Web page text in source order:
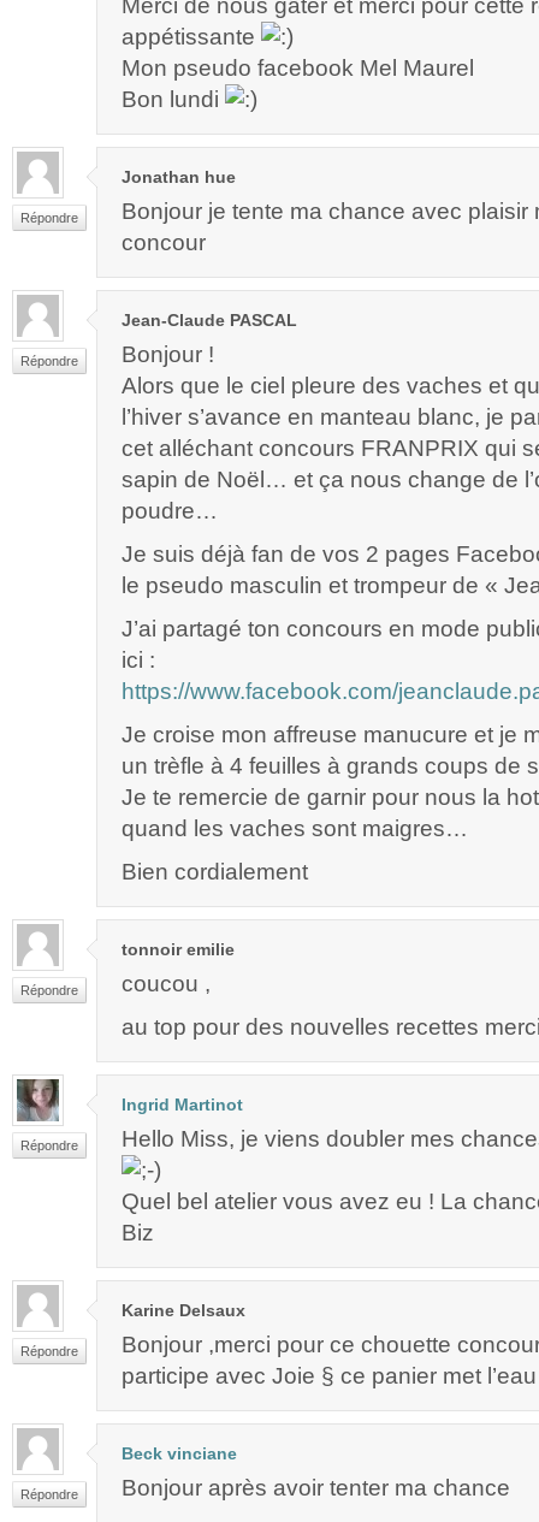
Merci de nous gâter et merci pour cette
appétissante
Mon pseudo facebook Mel Maurel
Bon lundi
Répondre
Jonathan hue
Bonjour je tente ma chance avec plaisir
concour
Répondre
Jean-Claude PASCAL
Bonjour !
Alors que le ciel pleure des vaches et
l’hiver s’avance en manteau blanc, je
cet alléchant concours FRANPRIX qui
sapin de Noël… et ça nous change de
poudre…
Je suis déjà fan de vos 2 pages
le pseudo masculin et trompeur de «
J’ai partagé ton concours en mode
ici :
https://www.facebook.com/
Je croise mon affreuse manucure et je
un trèfle à 4 feuilles à grands coups de
Je te remercie de garnir pour nous la
quand les vaches sont maigres…
Bien cordialement
Répondre
tonnoir emilie
coucou ,
au top pour des nouvelles recettes
Répondre
Ingrid Martinot
Hello Miss, je viens doubler mes
Quel bel atelier vous avez eu ! La
Biz
Répondre
Karine Delsaux
Bonjour ,merci pour ce chouette
participe avec Joie § ce panier met
Répondre
Beck vinciane
Bonjour après avoir tenter ma chance